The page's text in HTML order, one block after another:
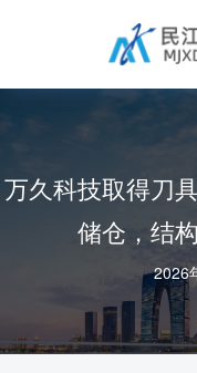
万久科技取得刀
储仓，结
2026